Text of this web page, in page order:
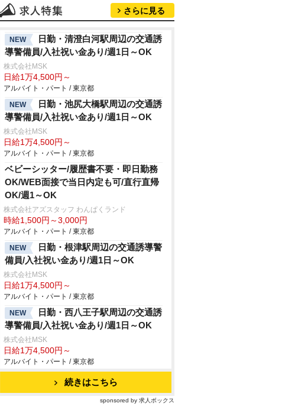
さらに見る
NEW
日勤・清澄白河駅周辺の交通誘
導警備員/入社祝い金あり/週1日～OK
株式会社MSK
日給1万4,500円～
アルバイト・パート / 東京都
NEW
日勤・池尻大橋駅周辺の交通誘
導警備員/入社祝い金あり/週1日～OK
株式会社MSK
日給1万4,500円～
アルバイト・パート / 東京都
ベビーシッター/履歴書不要・即日勤務
OK/WEB面接で当日内定も可/直行直帰
OK/週1～OK
株式会社アズスタッフ わんぱくランド
時給1,500円～3,000円
アルバイト・パート / 東京都
NEW
日勤・根津駅周辺の交通誘導警
備員/入社祝い金あり/週1日～OK
株式会社MSK
日給1万4,500円～
アルバイト・パート / 東京都
NEW
日勤・西八王子駅周辺の交通誘
導警備員/入社祝い金あり/週1日～OK
株式会社MSK
日給1万4,500円～
アルバイト・パート / 東京都
続きはこちら
sponsored by 求人ボックス